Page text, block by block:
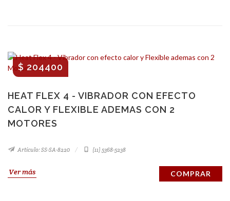
HEAT FLEX 4 - VIBRADOR CON EFECTO
CALOR Y FLEXIBLE ADEMAS CON 2
MOTORES
$ 204400
Artículo: SS-SA-8220 (11) 5368-5238
Ver más COMPRAR